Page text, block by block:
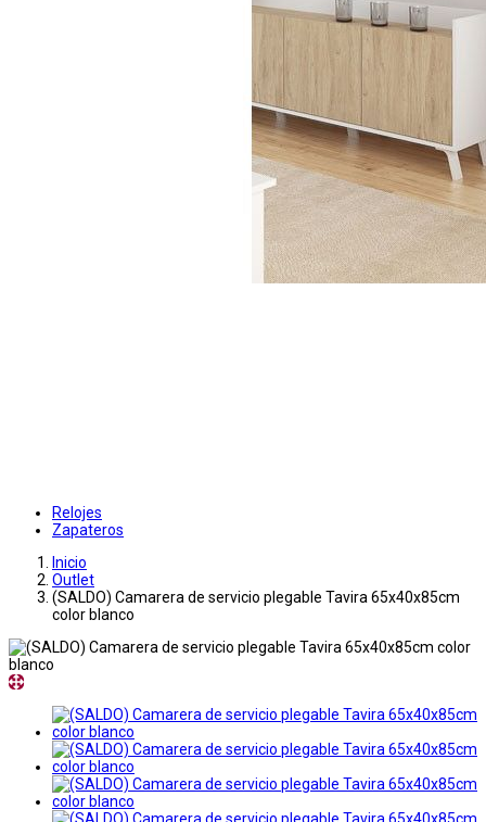
Relojes
Zapateros
Inicio
Outlet
(SALDO) Camarera de servicio plegable Tavira 65x40x85cm
color blanco